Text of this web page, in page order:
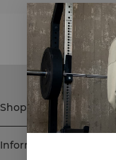
Shop
Informasjon